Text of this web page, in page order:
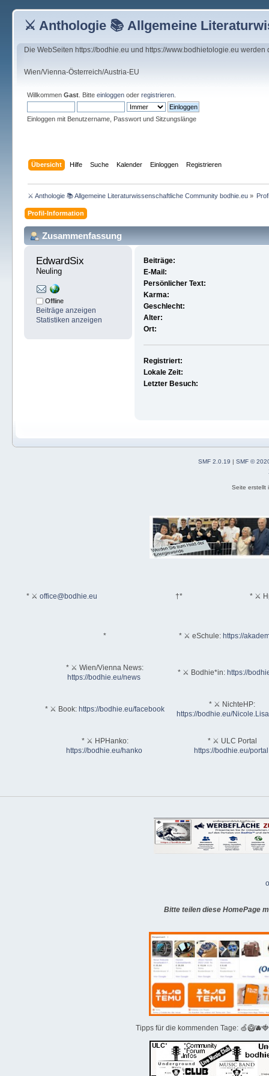
⚔ Anthologie 📚 Allgemeine
Die WebSeiten https://bodhie.eu und https://www.bodhietologie.eu
Wien/Vienna-Österreich/Austria-EU
Willkommen Gast. Bitte einloggenoder registrieren.
Einloggen mit Benutzername, Passwort und Sitzungslänge
Übersicht Hilfe Suche Kalender Einloggen Registrieren
⚔ Anthologie 📚 Allgemeine Literaturwissenschaftliche Community bodhie.eu»
Profil-Information
Zusammenfassung
EdwardSix
Neuling
Offline
Beiträge anzeigen
Statistiken anzeigen
Beiträge:
E-Mail:
Persönlicher Text:
Karma:
Geschlecht:
Alter:
Ort:
Registriert:
Lokale Zeit:
Letzter Besuch:
SMF 2.0.19 |SMF ©
Seite erstellt
* ⚔ office@bodhie.eu †* * ⚔
* * ⚔ eSchule: https://
* ⚔ Wien/Vienna News:
https://bodhie.eu/news
* ⚔ Bodhie*in: https://
* ⚔ Book: https://bodhie.eu/facebook
* ⚔ NichteHP:
https://bodhie.eu/
* ⚔ HPHanko:
https://bodhie.eu/hanko
* ⚔ ULC Portal
https://bodhie.eu/portal
Bitte teilen diese HomePage
Tipps für die kommenden Tage: